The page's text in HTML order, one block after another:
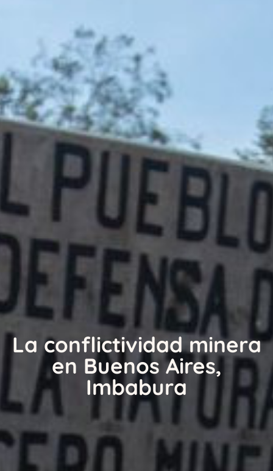
La conflictividad minera
en Buenos Aires,
Imbabura